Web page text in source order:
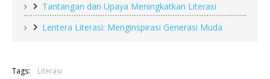
Tantangan dan Upaya Meningkatkan Literasi
Lentera Literasi: Menginspirasi Generasi Muda
Tags: Literasi